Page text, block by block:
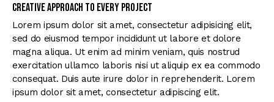
Creative approach to every project
Lorem ipsum dolor sit amet, consectetur adipisicing elit,
sed do eiusmod tempor incididunt ut labore et dolore
magna aliqua. Ut enim ad minim veniam, quis nostrud
exercitation ullamco laboris nisi ut aliquip ex ea commodo
consequat. Duis aute irure dolor in reprehenderit. Lorem
ipsum dolor sit amet, consectetur adipiscing elit.